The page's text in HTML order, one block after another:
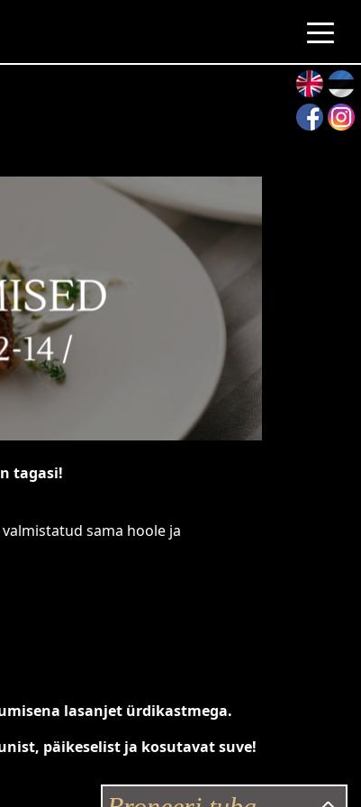
tagasi!
sama hoole ja
lasanjet ürdikastmega.
päikeselist ja kosutavat suve!